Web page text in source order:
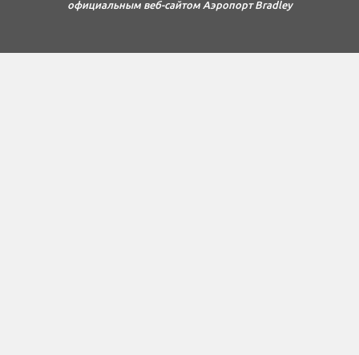
официальным веб-сайтом Аэропорт Bradley